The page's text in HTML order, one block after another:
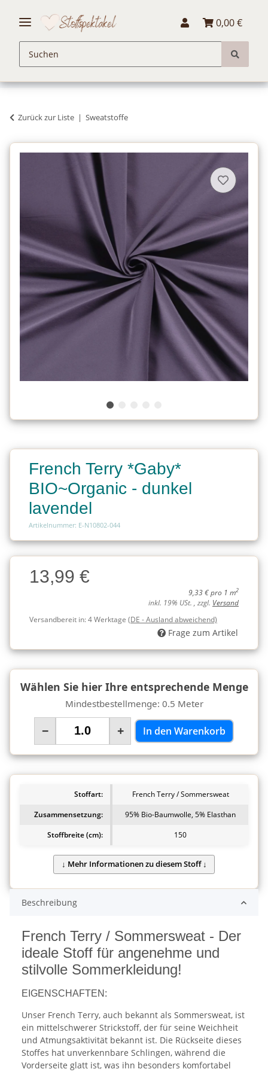
0,00 €
Zurück zur Liste Sweatstoffe
French Terry *Gaby*
BIO~Organic - dunkel
lavendel
Artikelnummer: E-N10802-044
Charge
Charge13,99 €
9,33 € pro 1 m2
inkl. 19% USt. , zzgl. Versand
Versandbereit in:4 Werktage (DE - Ausland abweichend)
Frage zum Artikel
Wählen Sie hier Ihre entsprechende Menge
Mindestbestellmenge: 0.5 Meter
− + In den Warenkorb
Stoffart:
French Terry / Sommersweat
Zusammensetzung:
95% Bio-Baumwolle, 5% Elasthan
Stoffbreite (cm):
150
Beschreibung
French Terry / Sommersweat - Der
ideale Stoff für angenehme und
stilvolle Sommerkleidung!
EIGENSCHAFTEN:
Unser French Terry, auch bekannt als Sommersweat, ist
ein mittelschwerer Strickstoff, der für seine Weichheit
und Atmungsaktivität bekannt ist. Die Rückseite dieses
Stoffes hat unverkennbare Schlingen, während die
Vorderseite glatt ist, was ihn besonders komfortabel